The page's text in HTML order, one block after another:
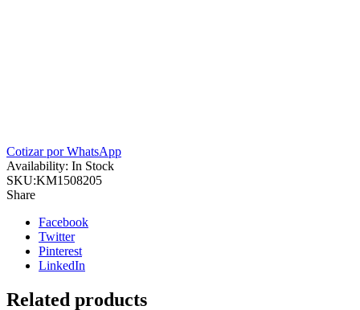
Cotizar por WhatsApp
Availability: In Stock
SKU:KM1508205
Share
Facebook
Twitter
Pinterest
LinkedIn
Related products